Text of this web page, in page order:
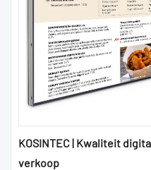
KOSINTEC | Kwaliteit
verkoop